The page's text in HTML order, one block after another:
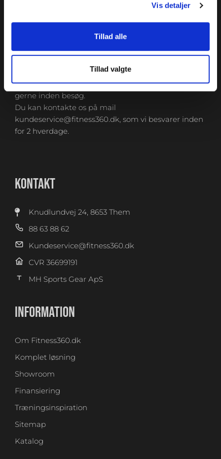
Vis detaljer
Tillad alle
Tillad valgte
SHOWROOM & AFHENTNING
Showroomet er åbent i samme periode. Kontakt os
gerne inden besøg.
Du kan kontakte os på mail
kundeservice@fitness360.dk, som vi besvarer inden
for 2 hverdage.
KONTAKT
Knudlundvej 24, 8653 Them
88 63 88 62
Kundeservice@fitness360.dk
CVR 36699191
MH Sports Gear ApS
INFORMATION
Om Fitness360.dk
Komplet løsning
Showroom
Finansiering
Træningsinspiration
Sitemap
Katalog